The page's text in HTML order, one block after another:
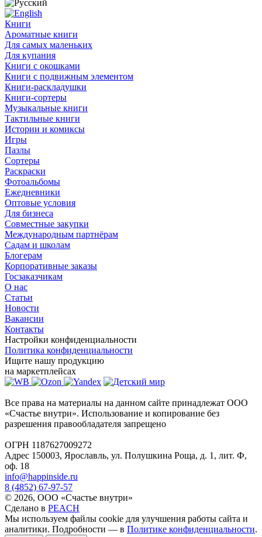
Книги
Ароматные книги
Для самых маленьких
Для купания
Книги с окошками
Книги с подвижным элементом
Книги-раскладушки
Книги-сортеры
Музыкальные книги
Тактильные книги
Истории и комиксы
Игры
Пазлы
Сортеры
Раскраски
Фотоальбомы
Ежедневники
Оптовые условия
Для бизнеса
Совместные закупки
Международным партнёрам
Садам и школам
Блогерам
Корпоративные заказы
Госзаказчикам
О нас
Статьи
Новости
Вакансии
Контакты
Настройки конфиденциальности
Политика конфиденциальности
Ищите нашу продукцию
на маркетплейсах
Все права на материалы на данном сайте принадлежат ООО
«Счастье внутри». Использование и копирование без
разрешения правообладателя запрещено
ОГРН 1187627009272
Адрес 150003, Ярославль, ул. Полушкина Роща, д. 1, лит. Ф,
оф. 18
info@happinside.ru
8 (4852) 67-97-57
© 2026, ООО «Счастье внутри»
Сделано в PEACH
Мы используем файлы cookie для улучшения работы сайта и
аналитики. Подробности — в Политике конфиденциальности.